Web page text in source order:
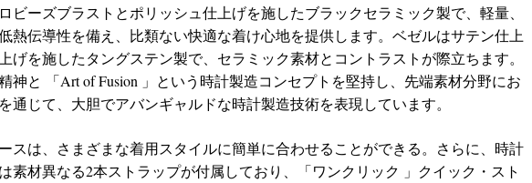
ビーズブラストとポリッシュ仕上げを施したブラックセラミック製で、軽量、
熱伝導性を備え、比類ない快適な着け心地を提供します。ベゼルはサテン仕上
げを施したタングステン製で、セラミック素材とコントラストが際立ちます。
神と 「Art of Fusion 」という時計製造コンセプトを堅持し、先端素材分野にお
通じて、大胆でアバンギャルドな時計製造技術を表現しています。
スは、さまざまな着用スタイルに簡単に合わせることができる。さらに、時計
素材異なる2本ストラップが付属しており、「ワンクリック 」クイック・スト